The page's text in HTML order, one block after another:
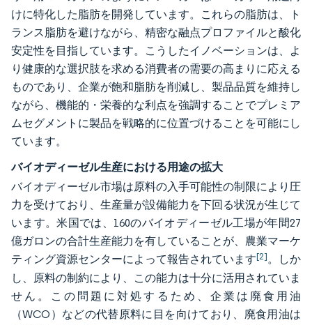
けに特化した脂肪を開発しています。これらの脂肪は、ト
ランス脂肪を避けながら、精密な融点プロファイルと酸化
安定性を目指しています。こうしたイノベーションは、よ
り健康的な選択肢を求める消費者の需要の高まりに応える
ものであり、企業が飽和脂肪を削減し、製品品質を維持し
ながら、機能的・栄養的な利点を強調することでプレミア
ムセグメントに製品を戦略的に位置づけることを可能にし
ています。
バイオディーゼル生産における用途の拡大
バイオディーゼル市場は原料の入手可能性の制限により圧
力を受けており、生産量が設備能力を下回る状況が生じて
います。米国では、160のバイオディーゼル工場が年間27
億ガロンの合計生産能力を有していることが、農業マーケ
ティング資源センターによって報告されています[2]。しか
し、原料の制約により、この能力は十分に活用されていま
せん。この問題に対処するため、企業は廃食用油
（WCO）などの代替原料に目を向けており、廃食用油は